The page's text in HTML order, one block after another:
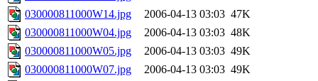
030000811000W14.jpg
2006-04-13 03:03 47K
030000811000W04.jpg
2006-04-13 03:03 48K
030000811000W05.jpg
2006-04-13 03:03 49K
030000811000W07.jpg
2006-04-13 03:03 49K